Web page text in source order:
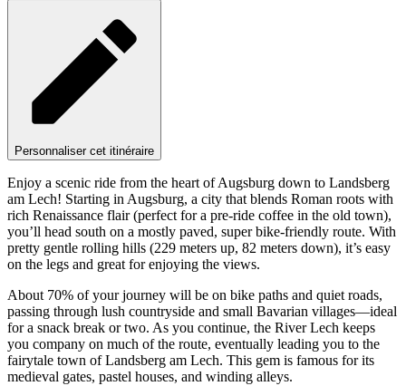
Personnaliser cet itinéraire
Enjoy a scenic ride from the heart of Augsburg down to Landsberg
am Lech! Starting in Augsburg, a city that blends Roman roots with
rich Renaissance flair (perfect for a pre-ride coffee in the old town),
you’ll head south on a mostly paved, super bike-friendly route. With
pretty gentle rolling hills (229 meters up, 82 meters down), it’s easy
on the legs and great for enjoying the views.
About 70% of your journey will be on bike paths and quiet roads,
passing through lush countryside and small Bavarian villages—ideal
for a snack break or two. As you continue, the River Lech keeps
you company on much of the route, eventually leading you to the
fairytale town of Landsberg am Lech. This gem is famous for its
medieval gates, pastel houses, and winding alleys.